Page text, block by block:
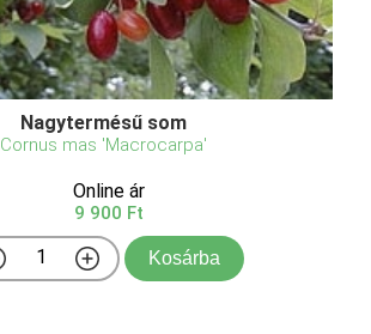
Nagytermésű som
Cornus mas 'Macrocarpa'
Online ár
9 900 Ft
Kosárba